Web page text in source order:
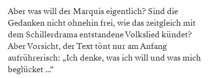
Aber was will der Marquis eigentlich? Sind die
Gedanken nicht ohnehin frei, wie das zeitgleich mit
dem Schillerdrama entstandene Volkslied kündet?
Aber Vorsicht, der Text tönt nur am Anfang
aufrührerisch: „Ich denke, was ich will und was mich
beglücket ...“